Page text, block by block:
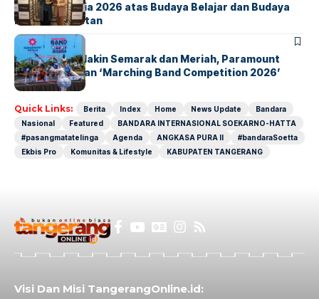
Southeast Asia 2026 atas Budaya Belajar dan Budaya
Kebermanfaatan
BERITA INDEX
Akhir Pekan Makin Semarak dan Meriah, Paramount
Petals Hadirkan ‘Marching Band Competition 2026’
Quick Links: Berita Index Home News Update
Bandara
Nasional
Featured
BANDARA INTERNASIONAL SOEKARNO-HATTA
#pasangmatatelinga
Agenda ANGKASA PURA II
#bandaraSoetta
Ekbis Pro
Komunitas & Lifestyle KABUPATEN TANGERANG
Visi Dan Misi TangerangOnline.id: